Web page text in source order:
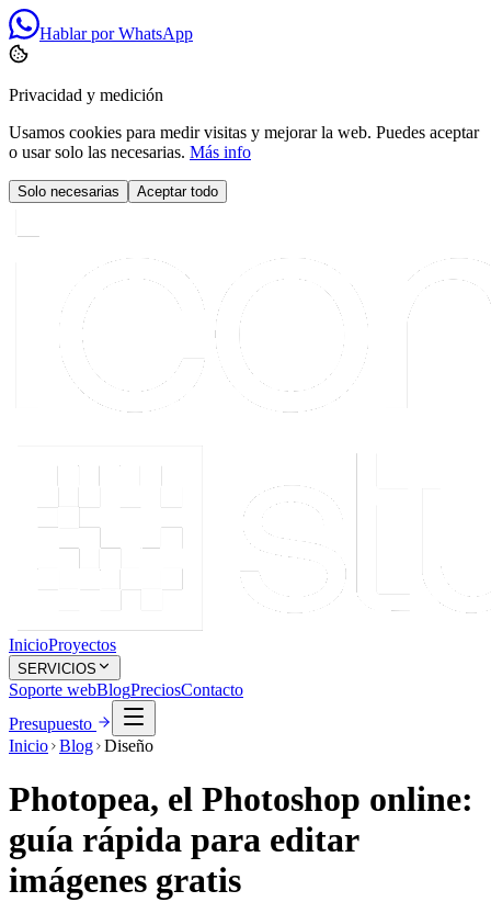
Hablar por WhatsApp
Privacidad y medición
Usamos cookies para medir visitas y mejorar la web. Puedes aceptar
o usar solo las necesarias. Más info
Solo necesarias Aceptar todo
InicioProyectos
SERVICIOS
Soporte webBlogPreciosContacto
Presupuesto
Inicio Blog Diseño
Photopea, el Photoshop online:
guía rápida para editar
imágenes gratis